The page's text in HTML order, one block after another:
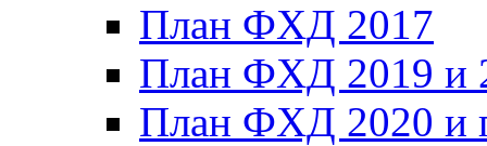
План ФХД 2017
План ФХД 2019 и
План ФХД 2020 и